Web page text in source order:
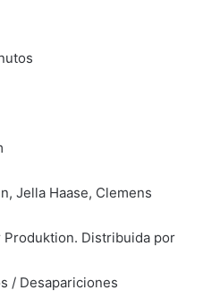
Jella Haase, Clemens
Distribuida por
/ Desapariciones